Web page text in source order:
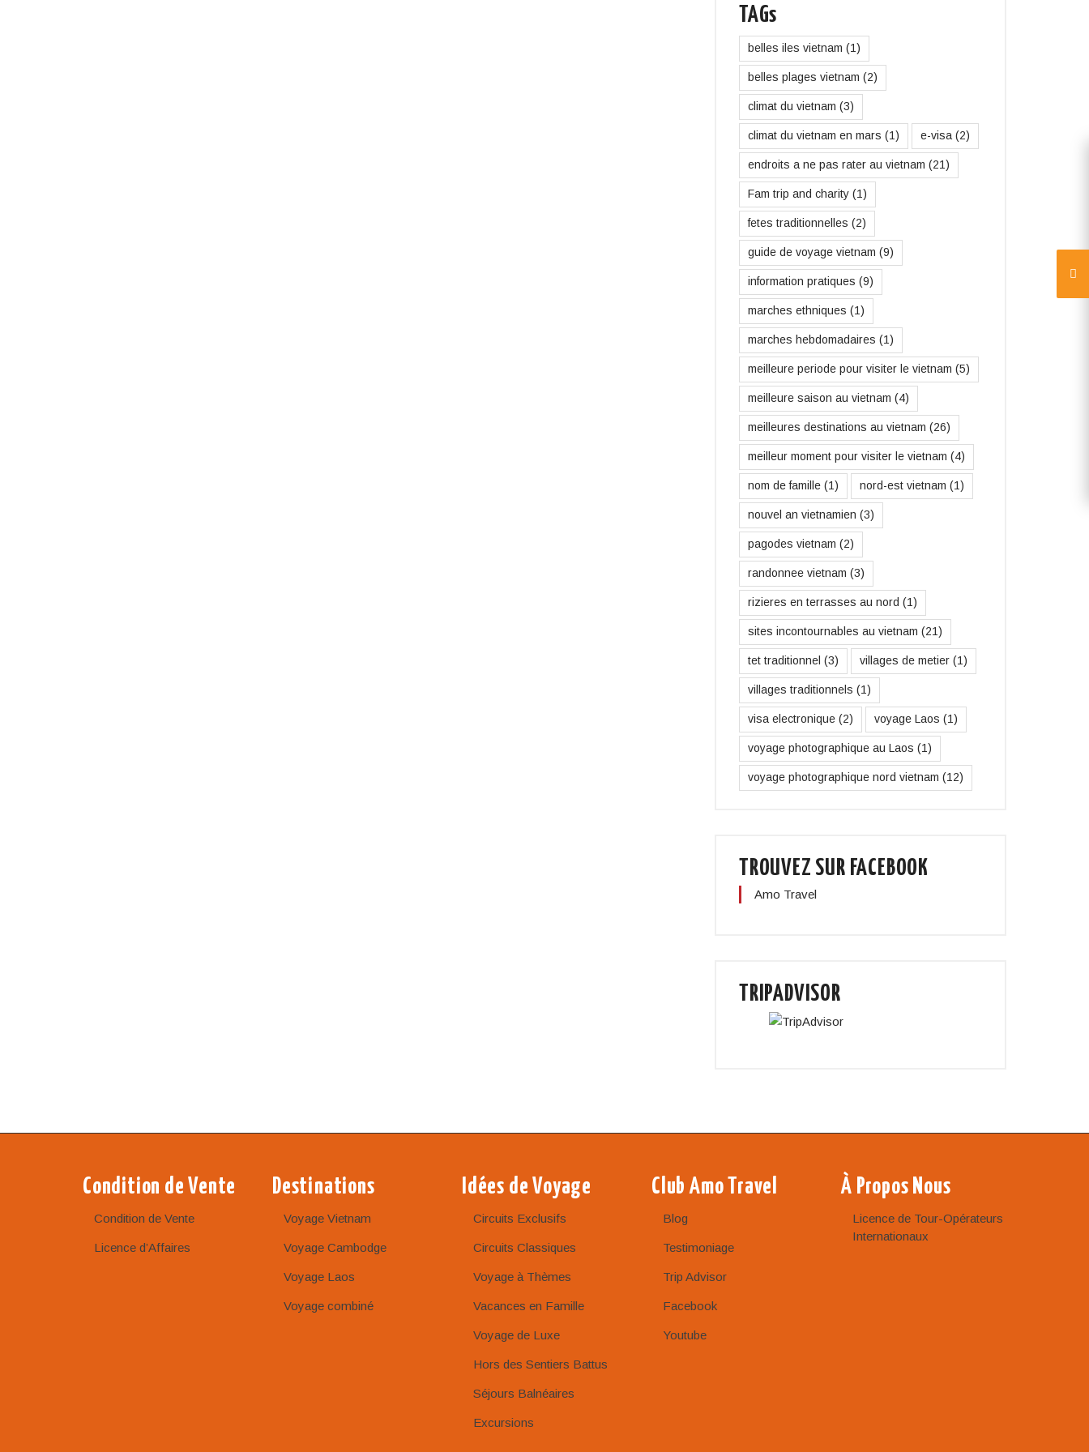
TAGs
belles iles vietnam (1)
belles plages vietnam (2)
climat du vietnam (3)
climat du vietnam en mars (1) e-visa (2)
endroits a ne pas rater au vietnam (21)
Fam trip and charity (1)
fetes traditionnelles (2)
guide de voyage vietnam (9)
information pratiques (9)
marches ethniques (1)
marches hebdomadaires (1)
meilleure periode pour visiter le vietnam (5)
meilleure saison au vietnam (4)
meilleures destinations au vietnam (26)
meilleur moment pour visiter le vietnam (4)
nom de famille (1) nord-est vietnam (1)
nouvel an vietnamien (3)
pagodes vietnam (2)
randonnee vietnam (3)
rizieres en terrasses au nord (1)
sites incontournables au vietnam (21)
tet traditionnel (3) villages de metier (1)
villages traditionnels (1)
visa electronique (2) voyage Laos (1)
voyage photographique au Laos (1)
voyage photographique nord vietnam (12)
TROUVEZ SUR FACEBOOK
Amo Travel
TRIPADVISOR
Condition de Vente
Condition de Vente
Licence d’Affaires
Destinations
Voyage Vietnam
Voyage Cambodge
Voyage Laos
Voyage combiné
Idées de Voyage
Circuits Exclusifs
Circuits Classiques
Voyage à Thèmes
Vacances en Famille
Voyage de Luxe
Hors des Sentiers Battus
Séjours Balnéaires
Excursions
Club Amo Travel
Blog
Testimoniage
Trip Advisor
Facebook
Youtube
À Propos Nous
Licence de Tour-Opérateurs
Internationaux